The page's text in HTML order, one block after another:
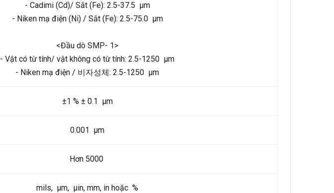
- Cadimi (Cd)/ Sắt (Fe): 2.5-37.5 µm
- Niken mạ điện (Ni) / Sắt (Fe): 2.5-75.0 µm
<Đầu dò SMP- 1>
- Vật có từ tính/ vật không có từ tính: 2.5-1250 µm
- Niken mạ điện / 비자성체: 2.5-1250 µm
±1 % ± 0.1 µm
0.001 µm
Hơn 5000
mils, µm, µin, mm, in hoặc %